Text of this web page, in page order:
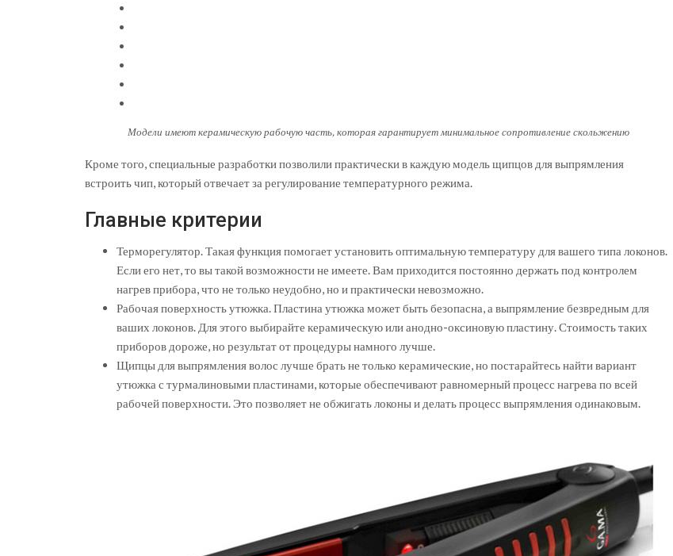
Модели имеют керамическую рабочую часть, которая гарантирует минимальное сопротивление скольжению
Кроме того, специальные разработки позволили практически в каждую модель щипцов для выпрямления
встроить чип, который отвечает за регулирование температурного режима.
Главные критерии
Терморегулятор. Такая функция помогает установить оптимальную температуру для вашего типа локонов.
Если его нет, то вы такой возможности не имеете. Вам приходится постоянно держать под контролем
нагрев прибора, что не только неудобно, но и практически невозможно.
Рабочая поверхность утюжка. Пластина утюжка может быть безопасна, а выпрямление безвредным для
ваших локонов. Для этого выбирайте керамическую или анодно-оксиновую пластину. Стоимость таких
приборов дороже, но результат от процедуры намного лучше.
Щипцы для выпрямления волос лучше брать не только керамические, но постарайтесь найти вариант
утюжка с турмалиновыми пластинами, которые обеспечивают равномерный процесс нагрева по всей
рабочей поверхности. Это позволяет не обжигать локоны и делать процесс выпрямления одинаковым.